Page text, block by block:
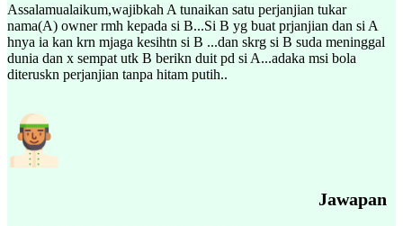
Assalamualaikum,wajibkah A tunaikan satu perjanjian tukar
nama(A) owner rmh kepada si B...Si B yg buat prjanjian dan si A
hnya ia kan krn mjaga kesihtn si B ...dan skrg si B suda meninggal
dunia dan x sempat utk B berikn duit pd si A...adaka msi bola
diteruskn perjanjian tanpa hitam putih..
Jawapan